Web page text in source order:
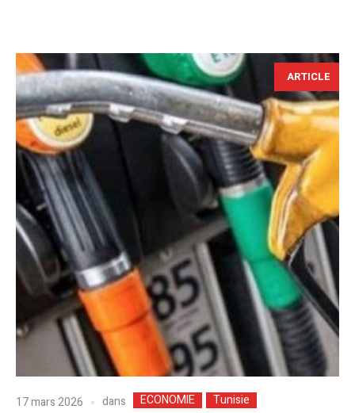
ARTICLE
17 mars 2026 dans ECONOMIE Tunisie